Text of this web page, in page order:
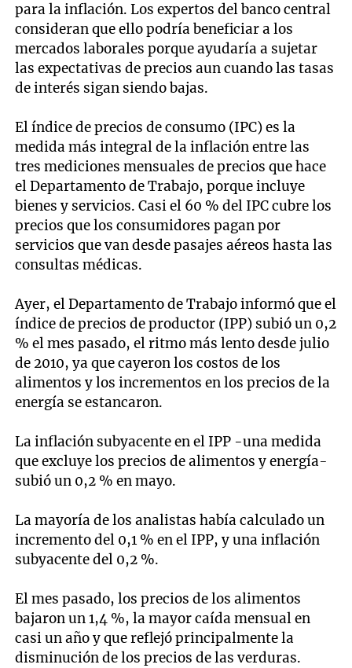
para la inflación. Los expertos del banco central
consideran que ello podría beneficiar a los
mercados laborales porque ayudaría a sujetar
las expectativas de precios aun cuando las tasas
de interés sigan siendo bajas.
El índice de precios de consumo (IPC) es la
medida más integral de la inflación entre las
tres mediciones mensuales de precios que hace
el Departamento de Trabajo, porque incluye
bienes y servicios. Casi el 60 % del IPC cubre los
precios que los consumidores pagan por
servicios que van desde pasajes aéreos hasta las
consultas médicas.
Ayer, el Departamento de Trabajo informó que el
índice de precios de productor (IPP) subió un 0,2
% el mes pasado, el ritmo más lento desde julio
de 2010, ya que cayeron los costos de los
alimentos y los incrementos en los precios de la
energía se estancaron.
La inflación subyacente en el IPP -una medida
que excluye los precios de alimentos y energía-
subió un 0,2 % en mayo.
La mayoría de los analistas había calculado un
incremento del 0,1 % en el IPP, y una inflación
subyacente del 0,2 %.
El mes pasado, los precios de los alimentos
bajaron un 1,4 %, la mayor caída mensual en
casi un año y que reflejó principalmente la
disminución de los precios de las verduras.